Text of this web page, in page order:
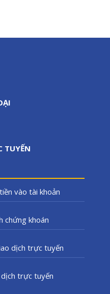
TUYẾN
vào tài khoản
chứng khoán
dịch trực tuyến
trực tuyến